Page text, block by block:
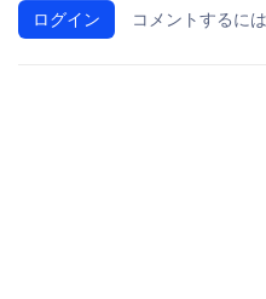
ログイン コメントするに